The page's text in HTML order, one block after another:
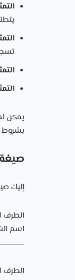
يمكن
بشروط
إليك
الطرف
اسم
الطرف